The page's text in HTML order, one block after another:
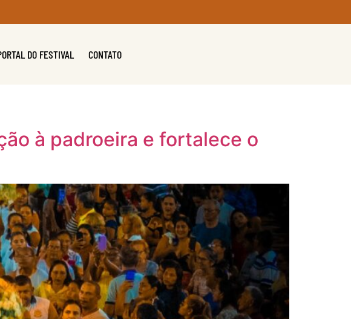
DO FESTIVAL CONTATO
à padroeira e fortalece o